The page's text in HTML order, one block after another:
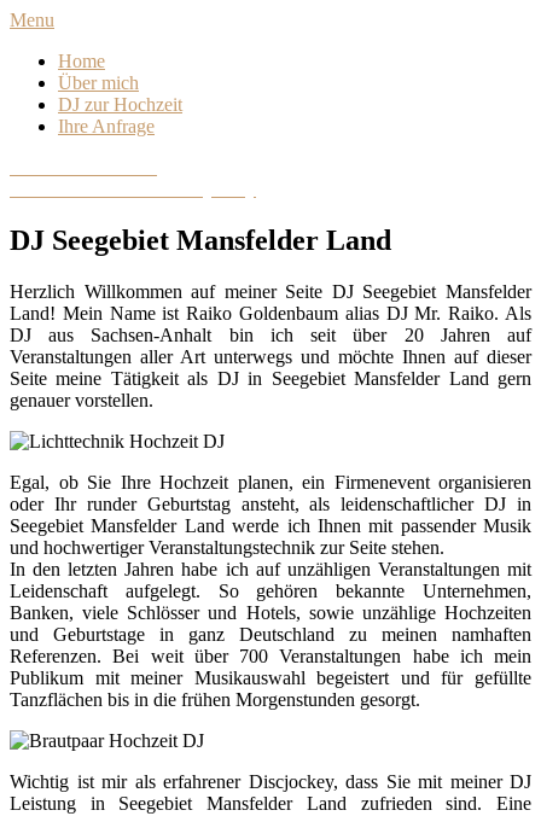
Skip
content
Menu
Home
Über mich
DJ zur Hochzeit
Ihre Anfrage
DJ Seegebiet Mansfelder Land
Herzlich Willkommen auf meiner Seite DJ Seegebiet Mansfelder
Land! Mein Name ist Raiko Goldenbaum alias DJ Mr. Raiko. Als
DJ aus Sachsen-Anhalt bin ich seit über 20 Jahren auf
Veranstaltungen aller Art unterwegs und möchte Ihnen auf dieser
Seite meine Tätigkeit als DJ in Seegebiet Mansfelder Land gern
genauer vorstellen.
Egal, ob Sie Ihre Hochzeit planen, ein Firmenevent organisieren
oder Ihr runder Geburtstag ansteht, als leidenschaftlicher DJ in
Seegebiet Mansfelder Land werde ich Ihnen mit passender Musik
und hochwertiger Veranstaltungstechnik zur Seite stehen.
In den letzten Jahren habe ich auf unzähligen Veranstaltungen mit
Leidenschaft aufgelegt. So gehören bekannte Unternehmen,
Banken, viele Schlösser und Hotels, sowie unzählige Hochzeiten
und Geburtstage in ganz Deutschland zu meinen namhaften
Referenzen. Bei weit über 700 Veranstaltungen habe ich mein
Publikum mit meiner Musikauswahl begeistert und für gefüllte
Tanzflächen bis in die frühen Morgenstunden gesorgt.
Wichtig ist mir als erfahrener Discjockey, dass Sie mit meiner DJ
Leistung in Seegebiet Mansfelder Land zufrieden sind. Eine